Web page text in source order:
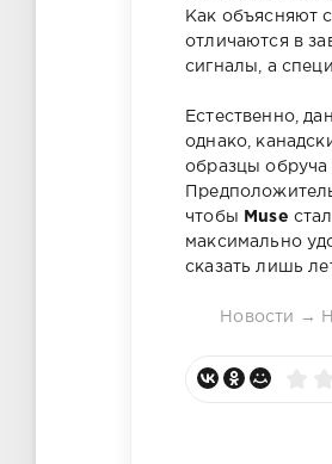
Как объясняют
отличаются в
сигналы, а
Естественно,
однако,
образцы обруча
чтобы
Muse
максимально
сказать лишь
Новости →